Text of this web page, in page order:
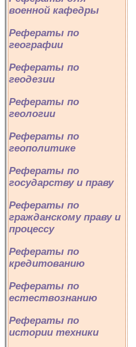
военной кафедры
Рефераты по
географии
Рефераты по
геодезии
Рефераты по
геологии
Рефераты по
геополитике
Рефераты по
государству и праву
Рефераты по
гражданскому праву и
процессу
Рефераты по
кредитованию
Рефераты по
естествознанию
Рефераты по
истории техники